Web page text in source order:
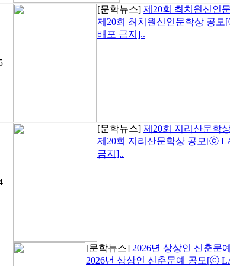
[문학뉴스] 제20회 최치원신인
제20회 최치원신인문학상 공모
배포 금지]..
[문학뉴스] 제20회 지리산문학
제20회 지리산문학상 공모[ⓒ
금지]..
[문학뉴스] 2026년 상상인 신춘문
2026년 상상인 신춘문예 공모[ⓒ